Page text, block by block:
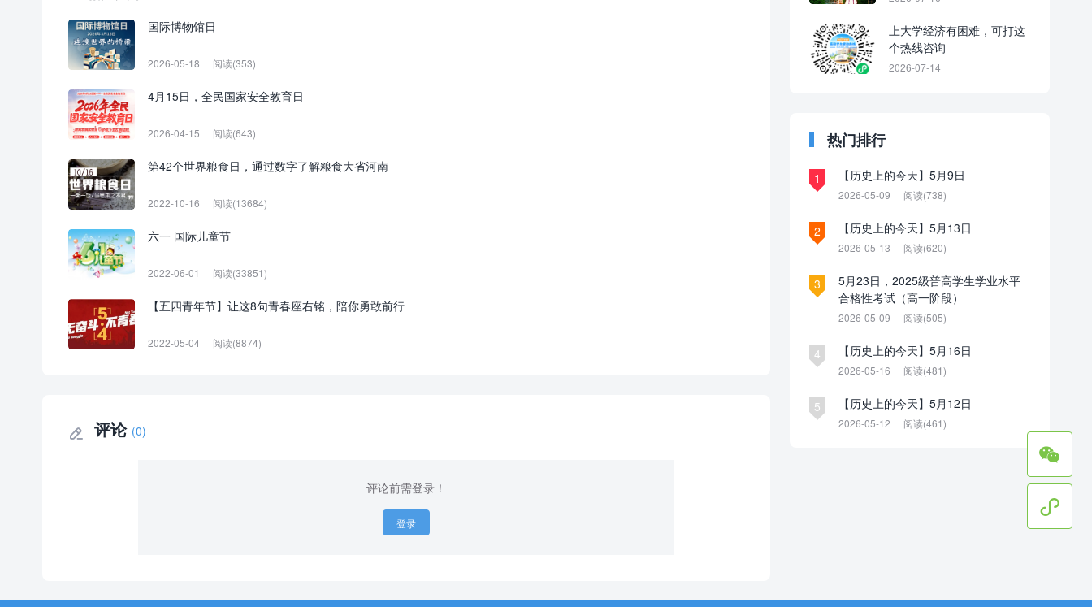
国际博物馆日
2026-05-18 阅读(353)
4月15日，全民国家安全教育日
2026-04-15 阅读(643)
第42个世界粮食日，通过数字了解粮食大省河南
2022-10-16 阅读(13684)
六一 国际儿童节
2022-06-01 阅读(33851)
【五四青年节】让这8句青春座右铭，陪你勇敢前行
2022-05-04 阅读(8874)
 评论 (0)
评论前需登录！
登录
上大学经济有困难，可打这
个热线咨询
2026-07-14
热门排行
1 【历史上的今天】5月9日
2026-05-09 阅读(738)
2 【历史上的今天】5月13日
2026-05-13 阅读(620)
3
5月23日，2025级普高学生学业水平
合格性考试（高一阶段）
2026-05-09 阅读(505)
4 【历史上的今天】5月16日
2026-05-16 阅读(481)
5 【历史上的今天】5月12日
2026-05-12 阅读(461)

